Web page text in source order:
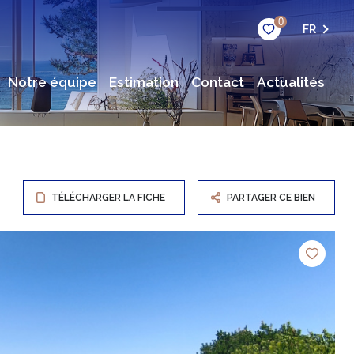
0
FR
notre équipe estimation contact actualités
TÉLÉCHARGER LA FICHE PARTAGER CE BIEN